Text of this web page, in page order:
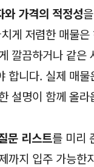
와 가격의 적정성
게 저렴한 매물
깔끔하거나 같은
합니다. 실제 매물
설명이 함께 올라
문 리스트를 미리
까지 입주 가능한